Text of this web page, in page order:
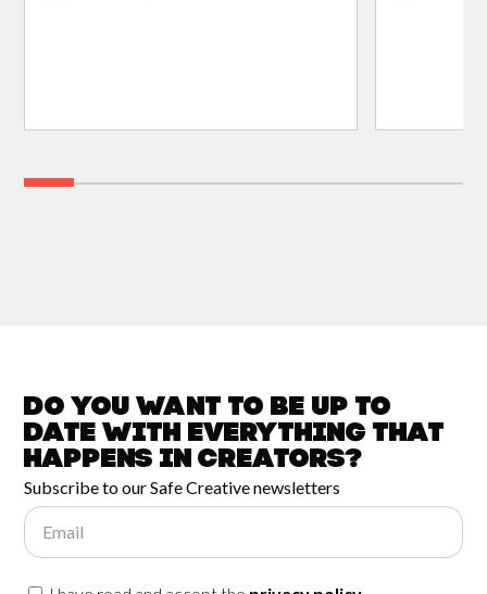
Do you want to be up to
date witheverything that
happens inCreators?
Subscribe to our Safe Creative newsletters
Email